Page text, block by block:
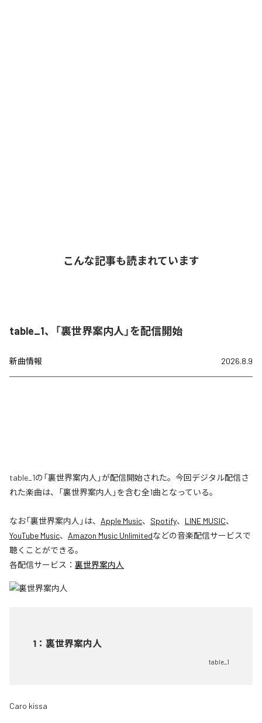
こんな記事も読まれています
table_1、「裏世界案内人」を配信開始
新曲情報 2026.8.9
table_1の「裏世界案内人」が配信開始された。今回デジタル配信さ
れた楽曲は、「裏世界案内人」を含む全1曲となっている。
なお「裏世界案内人 」は、 Apple Music、 Spotify、 LINE MUSIC、
YouTube Music、 Amazon Music Unlimitedなどの音楽配信サービスで
聴くことができる。
各配信サービス： 裏世界案内人
1 ： 裏世界案内人
table_1
Caro kissa